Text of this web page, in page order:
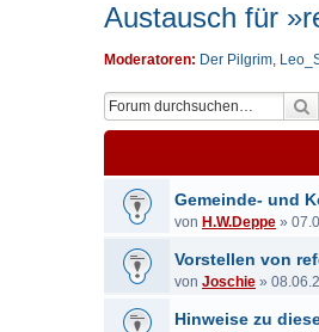
Austausch für
Moderatoren: Der Pilgrim,
Gemeinde- und
von H.W.Deppe »
Vorstellen von
von Joschie »
Hinweise zu